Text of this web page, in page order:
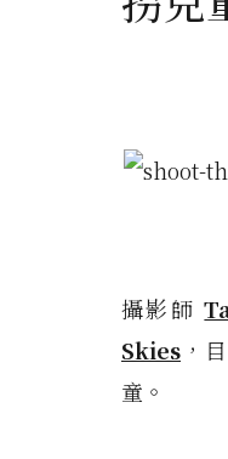
攝影師
Skies ，
童。